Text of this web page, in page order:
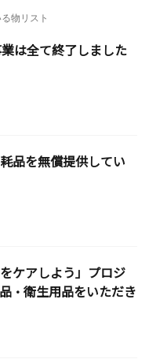
物リスト
は全て終了しました
品を無償提供してい
ケアしよう」プロジ
・衛生用品をいただき